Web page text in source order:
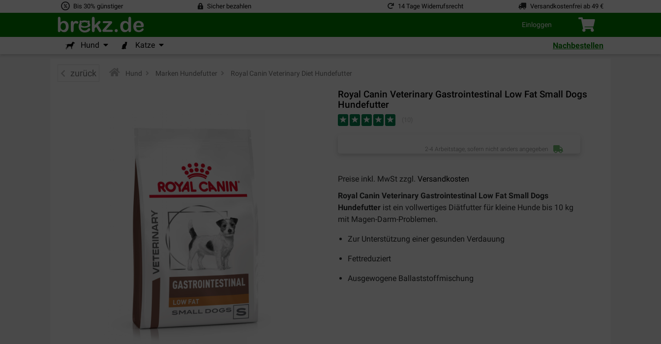
Bis 30% günstiger Sicher bezahlen 14 Tage Widerrufsrecht Versandkostenfrei ab 49 €
Einloggen
Hund Katze Nachbestellen
zurück Hund Marken Hundefutter Royal Canin Veterinary Diet Hundefutter
Royal Canin Veterinary Gastrointestinal Low Fat Small Dogs
Hundefutter
2-4 Arbeitstage, sofern nicht anders angegeben
Preise inkl. MwSt zzgl. Versandkosten
Royal Canin Veterinary Gastrointestinal Low Fat Small Dogs
Hundefutter ist ein vollwertiges Diätfutter für kleine Hunde bis 10 kg
mit Magen-Darm-Problemen.
Zur Unterstützung einer gesunden Verdauung
Fettreduziert
Ausgewogene Ballaststoffmischung